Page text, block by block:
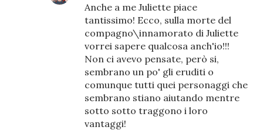
Anche a me Juliette piace
tantissimo! Ecco, sulla morte del
compagno\innamorato di Juliette
vorrei sapere qualcosa anch'io!!!
Non ci avevo pensate, però si,
sembrano un po' gli eruditi o
comunque tutti quei personaggi che
sembrano stiano aiutando mentre
sotto sotto traggono i loro
vantaggi!